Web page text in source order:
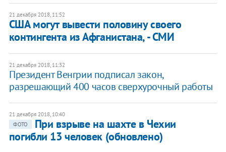
21 декабря 2018, 11:52
США могут вывести половину своего
контингента из Афганистана, - СМИ
21 декабря 2018, 11:32
Президент Венгрии подписал закон,
разрешающий 400 часов сверхурочный работы
21 декабря 2018, 10:40
ФОТО
При взрыве на шахте в Чехии
погибли 13 человек (обновлено)